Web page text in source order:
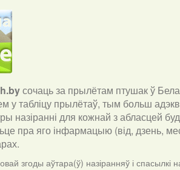
.byсочаць за прылётам птушак ў
табліцу прылётаў, тым больш
для кожнай з абласцей
пра яго інфармацыю (від, дзень,
.
згоды аўтара(ў) назіранняў і спасылкі